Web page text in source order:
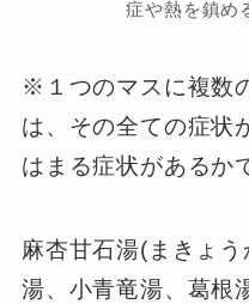
症や熱を鎮め
※１つのマスに複数
は、その全ての症状
はまる症状があるか
麻杏甘石湯(まきょ
湯、小青竜湯、葛根